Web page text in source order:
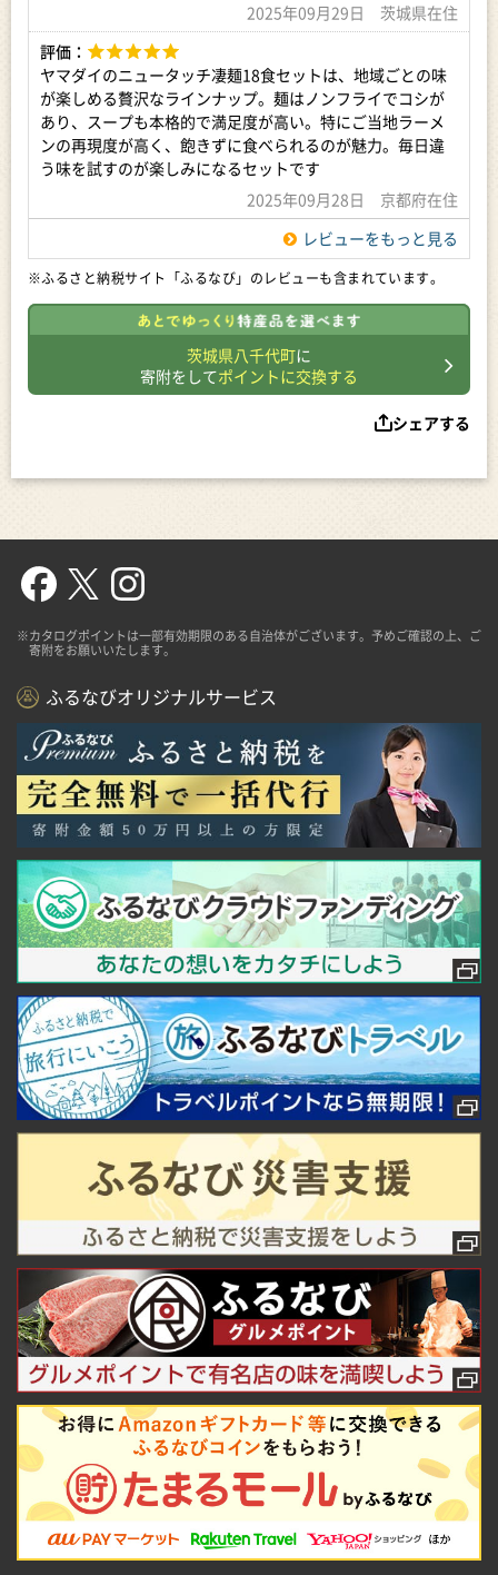
通年
【賞味期限】
製造日より6か月
【商品提供】
ヤマダイ株式会社
類型該当理由：製造工程のすべてを町内の施設において行って
2025年09月29日 茨城県在住
評価：
ヤマダイのニュータッチ凄麺18食セットは、地域ごとの味
が楽しめる贅沢なラインナップ。麺はノンフライでコシが
あり、スープも本格的で満足度が高い。特にご当地ラーメ
ンの再現度が高く、飽きずに食べられるのが魅力。毎日違
う味を試すのが楽しみになるセットです
2025年09月28日 京都府在住
レビューをもっと見る
※ふるさと納税サイト「ふるなび」のレビューも含まれています。
茨城県八千代町に
寄附をしてポイントに交換する
シェアする
※カタログポイントは一部有効期限のある自治体がございます。予めご確認の上、ご
寄附をお願いいたします。
ふるなびオリジナルサービス